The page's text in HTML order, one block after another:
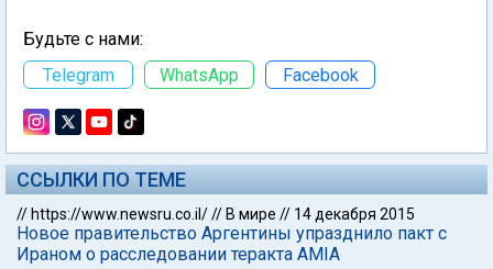
Будьте с нами:
Telegram
WhatsApp Facebook
ССЫЛКИ ПО ТЕМЕ
// https://www.newsru.co.il/// В мире // 14 декабря 2015
Новое правительство Аргентины упразднило пакт с
Ираном о расследовании теракта AMIA